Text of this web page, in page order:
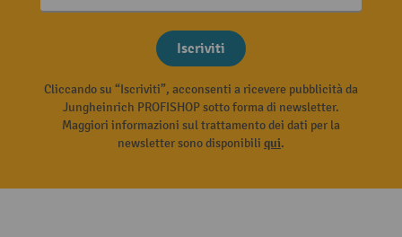
Iscriviti
Cliccando su “Iscriviti”, acconsenti a ricevere pubblicità da
Jungheinrich PROFISHOP sotto forma di newsletter.
Maggiori informazioni sul trattamento dei dati per la
newsletter sono disponibili qui.